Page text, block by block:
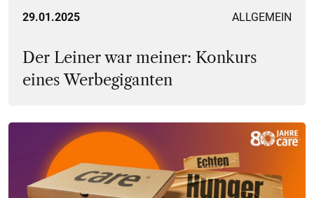
29.01.2025 ALLGEMEIN
Der Leiner war meiner: Konkurs
eines Werbegiganten